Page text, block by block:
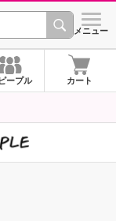
シメニュー
ープル カート